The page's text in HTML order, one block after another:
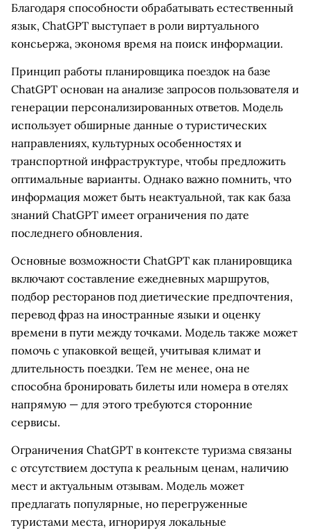
Благодаря способности обрабатывать естественный
язык, ChatGPT выступает в роли виртуального
консьержа, экономя время на поиск информации.
Принцип работы планировщика поездок на базе
ChatGPT основан на анализе запросов пользователя и
генерации персонализированных ответов. Модель
использует обширные данные о туристических
направлениях, культурных особенностях и
транспортной инфраструктуре, чтобы предложить
оптимальные варианты. Однако важно помнить, что
информация может быть неактуальной, так как база
знаний ChatGPT имеет ограничения по дате
последнего обновления.
Основные возможности ChatGPT как планировщика
включают составление ежедневных маршрутов,
подбор ресторанов под диетические предпочтения,
перевод фраз на иностранные языки и оценку
времени в пути между точками. Модель также может
помочь с упаковкой вещей, учитывая климат и
длительность поездки. Тем не менее, она не
способна бронировать билеты или номера в отелях
напрямую — для этого требуются сторонние
сервисы.
Ограничения ChatGPT в контексте туризма связаны
с отсутствием доступа к реальным ценам, наличию
мест и актуальным отзывам. Модель может
предлагать популярные, но перегруженные
туристами места, игнорируя локальные